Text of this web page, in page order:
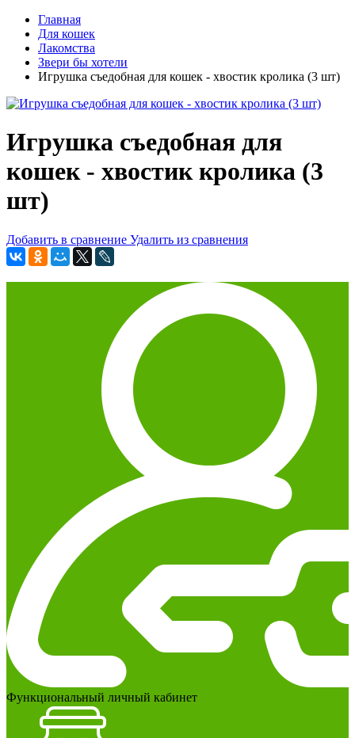
Главная
Для кошек
Лакомства
Звери бы хотели
Игрушка съедобная для кошек - хвостик кролика (3 шт)
Игрушка съедобная для
кошек - хвостик кролика (3
шт)
Добавить в сравнение Удалить из сравнения
Функциональный личный кабинет